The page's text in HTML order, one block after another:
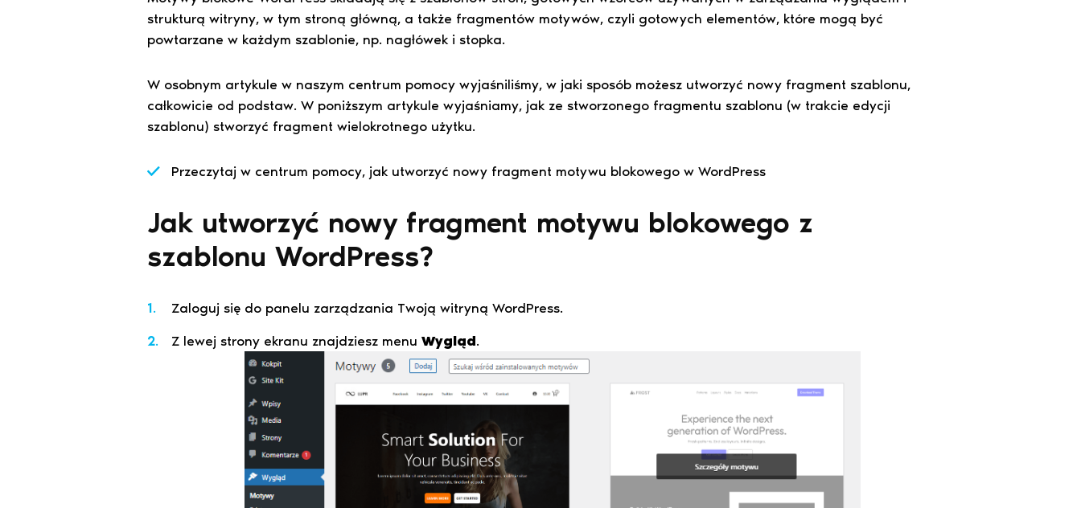
strukturą witryny, w tym stroną główną, a także fragmentów motywów, czyli gotowych elementów, które mogą być
powtarzane w każdym szablonie, np. nagłówek i stopka.
W osobnym artykule w naszym centrum pomocy wyjaśniliśmy, w jaki sposób możesz utworzyć nowy fragment szablonu,
całkowicie od podstaw. W poniższym artykule wyjaśniamy, jak ze stworzonego fragmentu szablonu (w trakcie edycji
szablonu) stworzyć fragment wielokrotnego użytku.
Przeczytaj w centrum pomocy, jak utworzyć nowy fragment motywu blokowego w WordPress
Jak utworzyć nowy fragment motywu blokowego z
szablonu WordPress?
Zaloguj się do panelu zarządzania Twoją witryną WordPress.
Z lewej strony ekranu znajdziesz menu Wygląd.